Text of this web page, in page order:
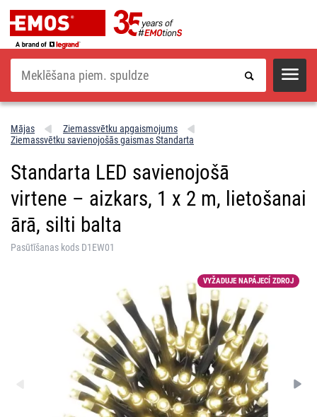
Meklēšana
Mājas
Ziemassvētku apgaismojums
Ziemassvētku savienojošās gaismas Standarta
Standarta LED savienojošā
virtene – aizkars, 1 x 2 m, lietošanai
ārā, silti balta
Pasūtīšanas kods D1EW01
VYŽADUJE NAPÁJECÍ ZDROJ